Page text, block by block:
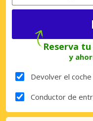
Reserva
y
Devolver el
Conductor de